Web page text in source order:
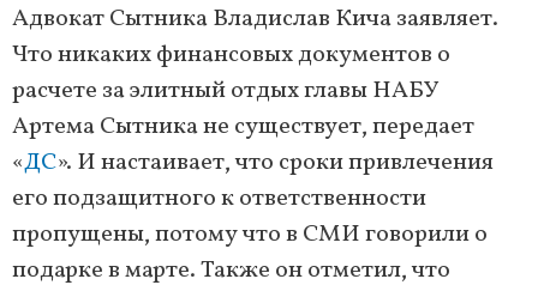
Адвокат Сытника Владислав Кича заявляет.
Что никаких финансовых документов о
расчете за элитный отдых главы НАБУ
Артема Сытника не существует, передает
«ДС». И настаивает, что сроки привлечения
его подзащитного к ответственности
пропущены, потому что в СМИ говорили о
подарке в марте. Также он отметил, что